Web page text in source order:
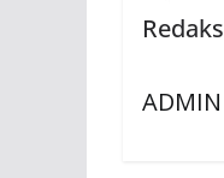
ADMIN